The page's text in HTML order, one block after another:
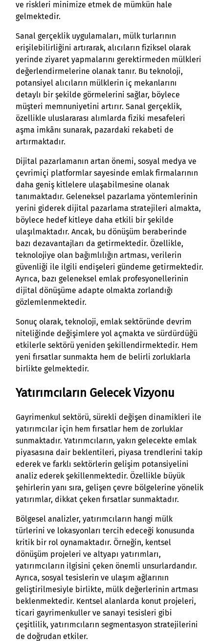
ve riskleri minimize etmek de mümkün hale
gelmektedir.
Sanal gerçeklik uygulamaları, mülk turlarının
erişilebilirliğini artırarak, alıcıların fiziksel olarak
yerinde ziyaret yapmalarını gerektirmeden mülkleri
değerlendirmelerine olanak tanır. Bu teknoloji,
potansiyel alıcıların mülklerin iç mekanlarını
detaylı bir şekilde görmelerini sağlar, böylece
müşteri memnuniyetini artırır. Sanal gerçeklik,
özellikle uluslararası alımlarda fiziki mesafeleri
aşma imkânı sunarak, pazardaki rekabeti de
artırmaktadır.
Dijital pazarlamanın artan önemi, sosyal medya ve
çevrimiçi platformlar sayesinde emlak firmalarının
daha geniş kitlelere ulaşabilmesine olanak
tanımaktadır. Geleneksel pazarlama yöntemlerinin
yerini giderek dijital pazarlama stratejileri almakta,
böylece hedef kitleye daha etkili bir şekilde
ulaşılmaktadır. Ancak, bu dönüşüm beraberinde
bazı dezavantajları da getirmektedir. Özellikle,
teknolojiye olan bağımlılığın artması, verilerin
güvenliği ile ilgili endişeleri gündeme getirmektedir.
Ayrıca, bazı geleneksel emlak profesyonellerinin
dijital dönüşüme adapte olmakta zorlandığı
gözlemlenmektedir.
Sonuç olarak, teknoloji, emlak sektöründe devrim
niteliğinde değişimlere yol açmakta ve sürdürdüğü
etkilerle sektörü yeniden şekillendirmektedir. Hem
yeni fırsatlar sunmakta hem de belirli zorluklarla
birlikte gelmektedir.
Yatırımcıların Gelecek Vizyonu
Gayrimenkul sektörü, sürekli değişen dinamikleri ile
yatırımcılar için hem fırsatlar hem de zorluklar
sunmaktadır. Yatırımcıların, yakın gelecekte emlak
piyasasına dair beklentileri, piyasa trendlerini takip
ederek ve farklı sektörlerin gelişim potansiyelini
analiz ederek şekillenmektedir. Özellikle büyük
şehirlerin yanı sıra, gelişen çevre bölgelerine yönelik
yatırımlar, dikkat çeken fırsatlar sunmaktadır.
Bölgesel analizler, yatırımcıların hangi mülk
türlerini ve lokasyonları tercih edeceği konusunda
kritik bir rol oynamaktadır. Örneğin, kentsel
dönüşüm projeleri ve altyapı yatırımları,
yatırımcıların ilgisini çeken önemli unsurlardandır.
Ayrıca, sosyal tesislerin ve ulaşım ağlarının
geliştirilmesiyle birlikte, mülk değerlerinin artması
beklenmektedir. Kentsel alanlarda konut projeleri,
ticari gayrimenkuller ve sanayi tesisleri gibi
çeşitlilik, yatırımcıların segmentasyon stratejilerini
de doğrudan etkiler.